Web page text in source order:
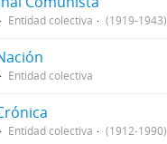
Entidad colectiva (1919-1943)
Entidad colectiva
Entidad colectiva (1912-1990)